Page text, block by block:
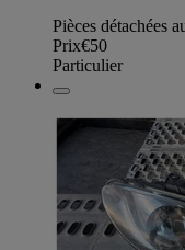
Pièces détachées
Prix€50
Particulier